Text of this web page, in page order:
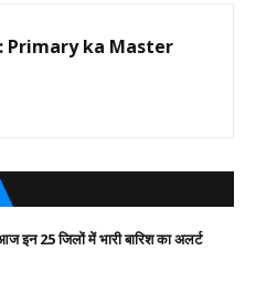
Primary ka Master
इन 25 जिलों में भारी बारिश का अलर्ट